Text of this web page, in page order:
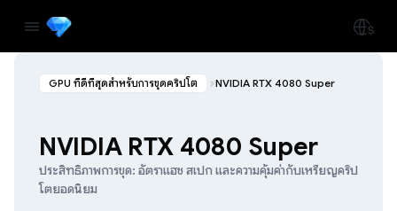
GPU ที่ดีที่สุดสำหรับการขุดคริปโต NVIDIA RTX 4080 Super
NVIDIA RTX 4080 Super
ประสิทธิภาพการขุด: อัตราแฮช สเปก และความคุ้มค่ากับเหรียญคริป
โตยอดนิยม